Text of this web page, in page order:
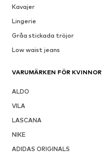
Kavajer
Lingerie
Gråa stickada tröjor
Low waist jeans
VARUMÄRKEN FÖR KVINNOR
ALDO
VILA
LASCANA
NIKE
ADIDAS ORIGINALS